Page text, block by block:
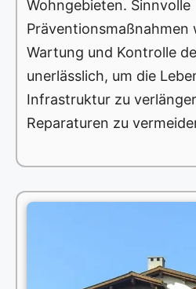
Wohngebieten. Sinnvolle
Präventionsmaßnahmen
Wartung und Kontrolle
unerlässlich, um die
Infrastruktur zu
Reparaturen zu